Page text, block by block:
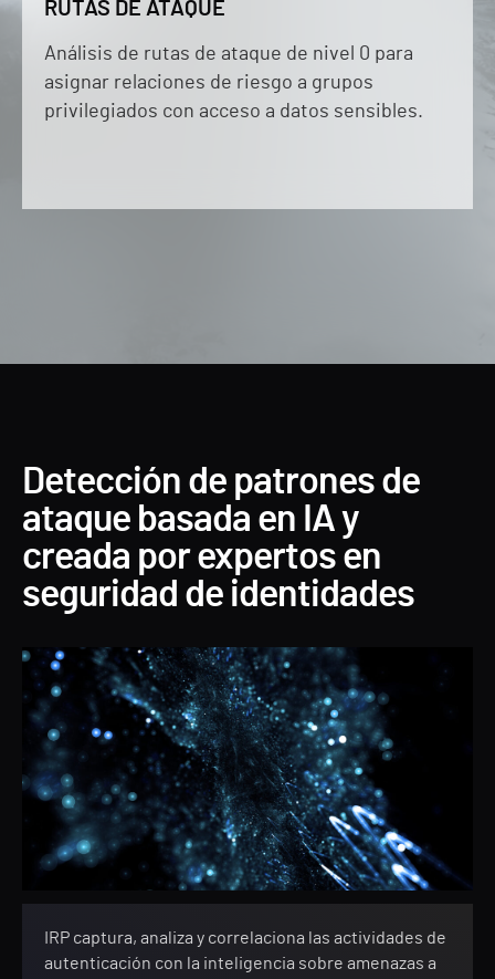
RUTAS DE ATAQUE
Análisis de rutas de ataque de nivel 0 para
asignar relaciones de riesgo a grupos
privilegiados con acceso a datos sensibles.
Detección de patrones de
ataque basada en IA y
creada por expertos en
seguridad de identidades
IRP captura, analiza y correlaciona las actividades de
autenticación con la inteligencia sobre amenazas a